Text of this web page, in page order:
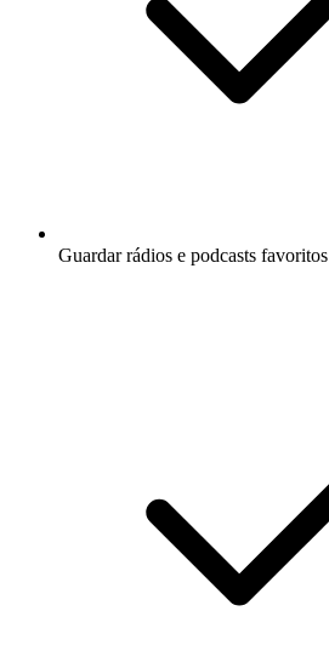
Guardar rádios e podcasts favoritos